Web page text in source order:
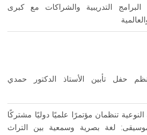
التدريبية والشراكات مع كبرى
حفل تأبين الأستاذ الدكتور حمدي
النوعية تنظمان مؤتمرًا علميًا دوليًا مشتركًا
لغة بصرية وسمعية بين التراث